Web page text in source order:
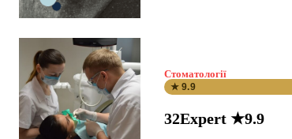
Стоматології
★ 9.9
32Expert ★9.9